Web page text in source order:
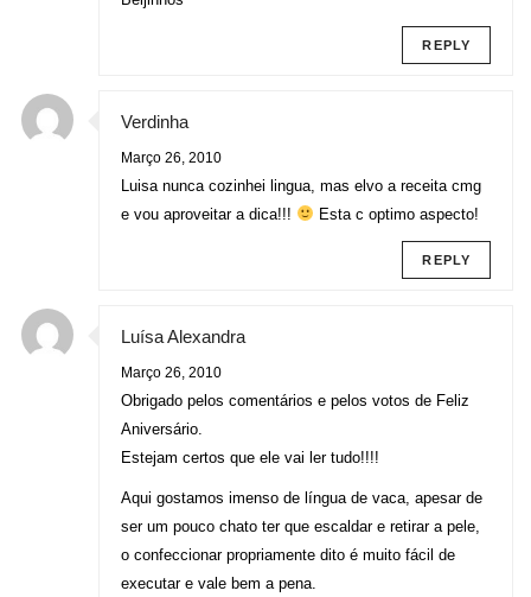
REPLY
Verdinha
Março 26, 2010
Luisa nunca cozinhei lingua, mas elvo a receita cmg
e vou aproveitar a dica!!!
Esta c optimo aspecto!
REPLY
Luísa Alexandra
Março 26, 2010
Obrigado pelos comentários e pelos votos de Feliz
Aniversário.
Estejam certos que ele vai ler tudo!!!!
Aqui gostamos imenso de língua de vaca, apesar de
ser um pouco chato ter que escaldar e retirar a pele,
o confeccionar propriamente dito é muito fácil de
executar e vale bem a pena.